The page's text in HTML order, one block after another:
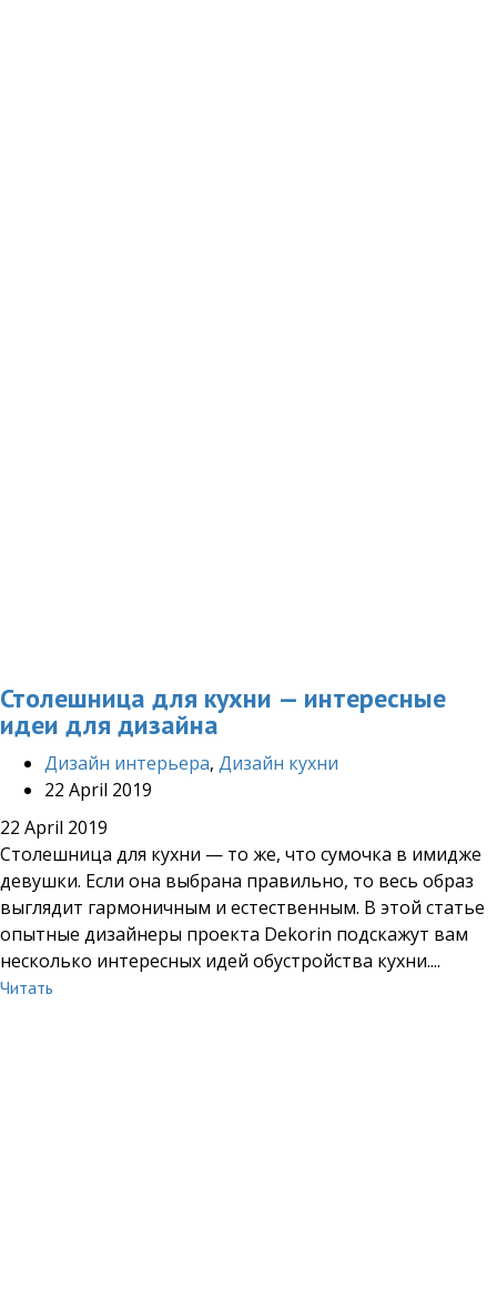
Столешница для кухни — интересные
идеи для дизайна
Дизайн интерьера, Дизайн кухни
22 April 2019
22 April 2019
Столешница для кухни — то же, что сумочка в имидже
девушки. Если она выбрана правильно, то весь образ
выглядит гармоничным и естественным. В этой статье
опытные дизайнеры проекта Dekorin подскажут вам
несколько интересных идей обустройства кухни....
Читать